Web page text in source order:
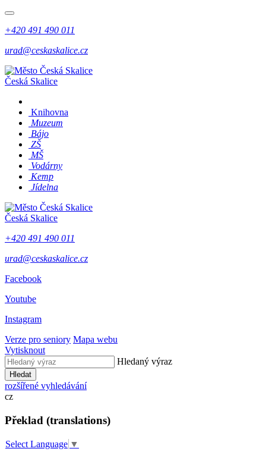
+420 491 490 011
urad@ceskaskalice.cz
Česká Skalice
Knihovna
Muzeum
Bájo
ZŠ
MŠ
Vodárny
Kemp
Jídelna
Česká Skalice
+420 491 490 011
urad@ceskaskalice.cz
Facebook
Youtube
Instagram
Verze pro seniory Mapa webu
Vytisknout
Hledaný výraz
Hledat
rozšířené vyhledávání
cz
Překlad (translations)
Select Language ▼